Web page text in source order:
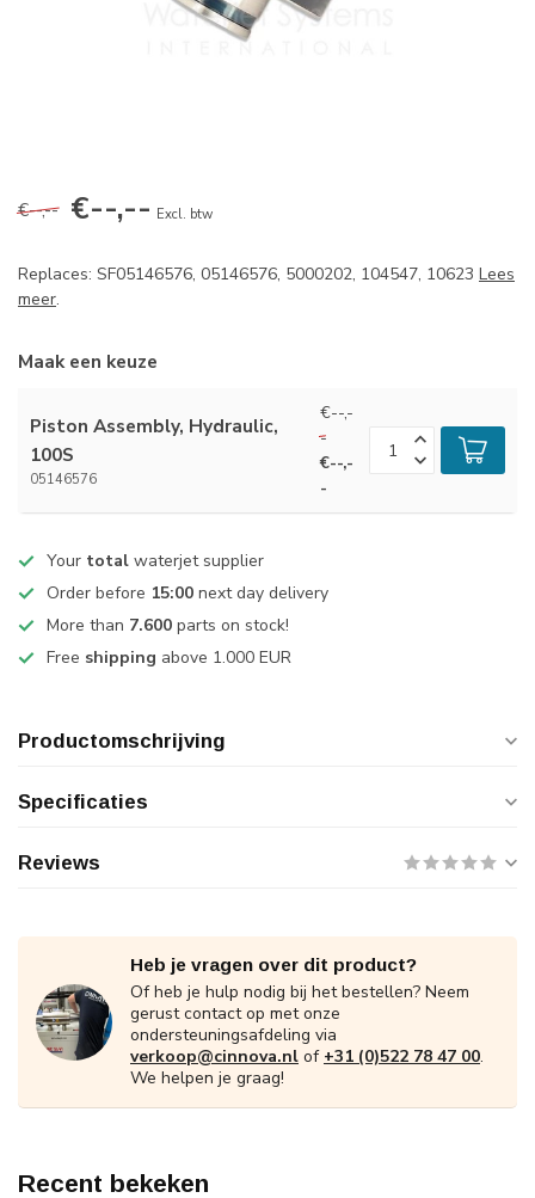
€--,-- €--,-- Excl. btw
Replaces: SF05146576, 05146576, 5000202, 104547, 10623 Lees
meer.
Maak een keuze
Piston Assembly, Hydraulic,
100S
05146576
€--,-
-
€--,-
-
Your total waterjet supplier
Order before 15:00 next day delivery
More than 7.600 parts on stock!
Free shipping above 1.000 EUR
Productomschrijving
Specificaties
Reviews
Heb je vragen over dit product?
Of heb je hulp nodig bij het bestellen? Neem
gerust contact op met onze
ondersteuningsafdeling via
verkoop@cinnova.nl of +31 (0)522 78 47 00.
We helpen je graag!
Recent bekeken